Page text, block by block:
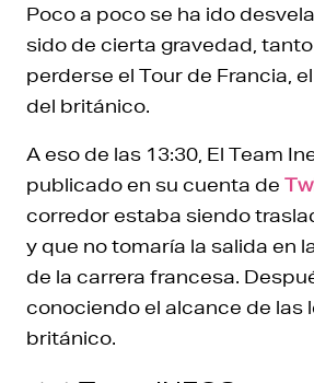
Poco a poco se ha ido
sido de cierta gravedad,
perderse el Tour de Francia,
del británico.
A eso de las 13:30, El Team
publicado en su cuenta de
corredor estaba siendo
y que no tomaría la salida en
de la carrera francesa.
conociendo el alcance de las
británico.